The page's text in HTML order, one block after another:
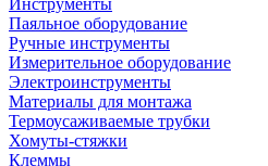
Инструменты
Паяльное оборудование
Ручные инструменты
Измерительное оборудование
Электроинструменты
Материалы для монтажа
Термоусаживаемые трубки
Хомуты-стяжки
Клеммы